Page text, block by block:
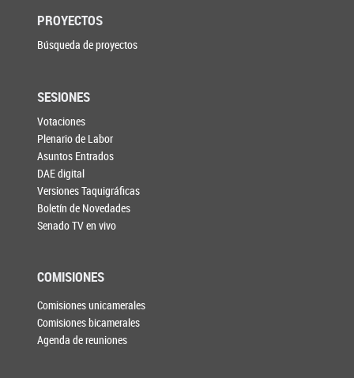
PROYECTOS
Búsqueda de proyectos
SESIONES
Votaciones
Plenario de Labor
Asuntos Entrados
DAE digital
Versiones Taquigráficas
Boletín de Novedades
Senado TV en vivo
COMISIONES
Comisiones unicamerales
Comisiones bicamerales
Agenda de reuniones